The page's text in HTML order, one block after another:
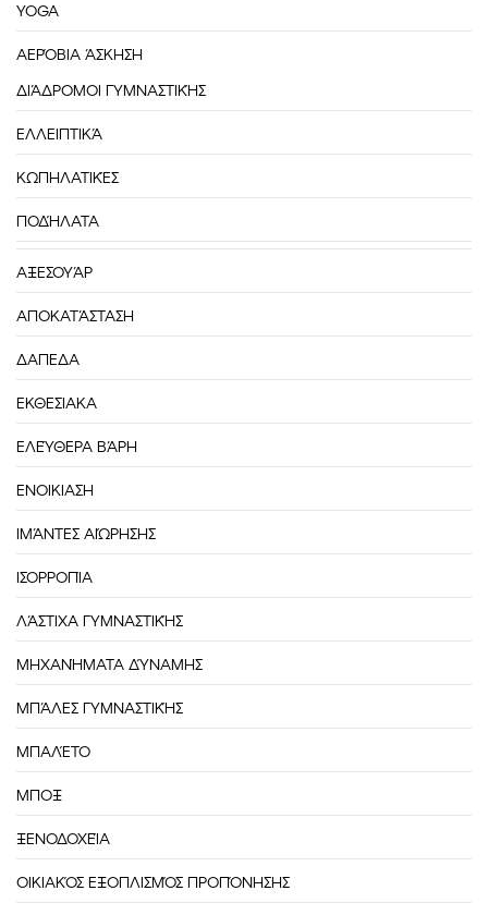
YOGA
ΑΕΡΌΒΙΑ ΆΣΚΗΣΗ
ΔΙΆΔΡΟΜΟΙ ΓΥΜΝΑΣΤΙΚΉΣ
ΕΛΛΕΙΠΤΙΚΆ
ΚΩΠΗΛΑΤΙΚΈΣ
ΠΟΔΉΛΑΤΑ
ΑΞΕΣΟΥΆΡ
ΑΠΟΚΑΤΆΣΤΑΣΗ
ΔΑΠΕΔΑ
ΕΚΘΕΣΙΑΚΑ
ΕΛΕΎΘΕΡΑ ΒΆΡΗ
ΕΝΟΙΚΙΑΣΗ
ΙΜΆΝΤΕΣ ΑΙΏΡΗΣΗΣ
ΙΣΟΡΡΟΠΊΑ
ΛΆΣΤΙΧΑ ΓΥΜΝΑΣΤΙΚΉΣ
ΜΗΧΑΝΉΜΑΤΑ ΔΎΝΑΜΗΣ
ΜΠΆΛΕΣ ΓΥΜΝΑΣΤΙΚΉΣ
ΜΠΑΛΈΤΟ
ΜΠΟΞ
ΞΕΝΟΔΟΧΕΊΑ
ΟΙΚΙΑΚΌΣ ΕΞΟΠΛΙΣΜΌΣ ΠΡΟΠΌΝΗΣΗΣ